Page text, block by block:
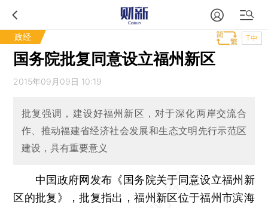
政经 T中
国务院批复同意设立福州新区
2015年09月09日 10:19
批复强调，建设好福州新区，对于深化两岸交流合
作、推动福建省经济社会发展和生态文明先行示范区
建设，具有重要意义
中国政府网发布《国务院关于同意设立福州新
区的批复》，批复指出，福州新区位于福州市滨海